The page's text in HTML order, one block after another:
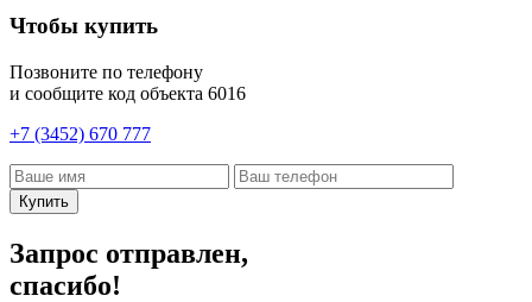
Чтобы купить
Позвоните по телефону
и сообщите код объекта 6016
+7 (3452) 670 777
Купить
Запрос отправлен,
спасибо!